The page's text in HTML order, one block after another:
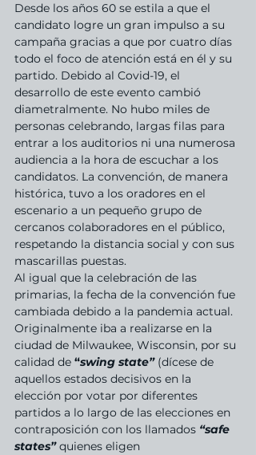
Desde los años 60 se estila a que el
candidato logre un gran impulso a su
campaña gracias a que por cuatro días
todo el foco de atención está en él y su
partido. Debido al Covid-19, el
desarrollo de este evento cambió
diametralmente. No hubo miles de
personas celebrando, largas filas para
entrar a los auditorios ni una numerosa
audiencia a la hora de escuchar a los
candidatos. La convención, de manera
histórica, tuvo a los oradores en el
escenario a un pequeño grupo de
cercanos colaboradores en el público,
respetando la distancia social y con sus
mascarillas puestas.
Al igual que la celebración de las
primarias, la fecha de la convención fue
cambiada debido a la pandemia actual.
Originalmente iba a realizarse en la
ciudad de Milwaukee, Wisconsin, por su
calidad de “swing state” (dícese de
aquellos estados decisivos en la
elección por votar por diferentes
partidos a lo largo de las elecciones en
contraposición con los llamados “safe
states” quienes eligen